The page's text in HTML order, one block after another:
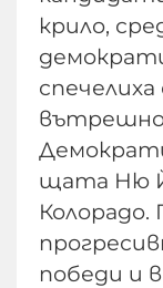
крило,
щата Ню
победи и